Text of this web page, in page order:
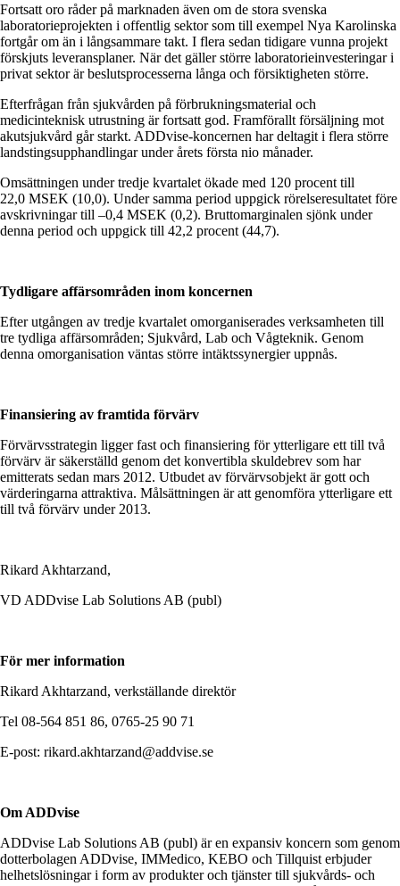
Fortsatt oro råder på marknaden även om de stora svenska
laboratorieprojekten i offentlig sektor som till exempel Nya Karolinska
fortgår om än i långsammare takt. I flera sedan tidigare vunna projekt
förskjuts leveransplaner. När det gäller större laboratorieinvesteringar i
privat sektor är beslutsprocesserna långa och försiktigheten större.
Efterfrågan från sjukvården på förbrukningsmaterial och
medicinteknisk utrustning är fortsatt god. Framförallt försäljning mot
akutsjukvård går starkt. ADDvise-koncernen har deltagit i flera större
landstingsupphandlingar under årets första nio månader.
Omsättningen under tredje kvartalet ökade med 120 procent till
22,0 MSEK (10,0). Under samma period uppgick rörelseresultatet före
avskrivningar till –0,4 MSEK (0,2). Bruttomarginalen sjönk under
denna period och uppgick till 42,2 procent (44,7).
Tydligare affärsområden inom koncernen
Efter utgången av tredje kvartalet omorganiserades verksamheten till
tre tydliga affärsområden; Sjukvård, Lab och Vågteknik. Genom
denna omorganisation väntas större intäktssynergier uppnås.
Finansiering av framtida förvärv
Förvärvsstrategin ligger fast och finansiering för ytterligare ett till två
förvärv är säkerställd genom det konvertibla skuldebrev som har
emitterats sedan mars 2012. Utbudet av förvärvsobjekt är gott och
värderingarna attraktiva. Målsättningen är att genomföra ytterligare ett
till två förvärv under 2013.
Rikard Akhtarzand,
VD ADDvise Lab Solutions AB (publ)
För mer information
Rikard Akhtarzand, verkställande direktör
Tel 08-564 851 86, 0765-25 90 71
E-post: rikard.akhtarzand@addvise.se
Om ADDvise
ADDvise Lab Solutions AB (publ) är en expansiv koncern som genom
dotterbolagen ADDvise, IMMedico, KEBO och Tillquist erbjuder
helhetslösningar i form av produkter och tjänster till sjukvårds- och